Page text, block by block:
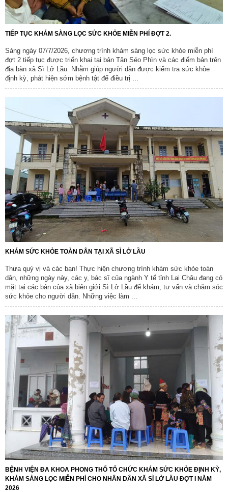
TIẾP TỤC KHÁM SÀNG LỌC SỨC KHỎE MIỄN PHÍ ĐỢT 2.
Sáng ngày 07/7/2026, chương trình khám sàng lọc sức khỏe miễn phí
đợt 2 tiếp tục được triển khai tại bản Tân Séo Phìn và các điểm bản trên
địa bàn xã Sì Lở Lầu. Nhằm giúp người dân được kiểm tra sức khỏe
định kỳ, phát hiện sớm bệnh tật để điều trị ...
KHÁM SỨC KHỎE TOÀN DÂN TẠI XÃ SÌ LỞ LẦU
Thưa quý vị và các bạn! Thực hiện chương trình khám sức khỏe toàn
dân, những ngày này, các y, bác sĩ của ngành Y tế tỉnh Lai Châu đang có
mặt tại các bản của xã biên giới Sì Lở Lầu để khám, tư vấn và chăm sóc
sức khỏe cho người dân. Những việc làm ...
BỆNH VIỆN ĐA KHOA PHONG THỔ TỔ CHỨC KHÁM SỨC KHỎE ĐỊNH KỲ,
KHÁM SÀNG LỌC MIỄN PHÍ CHO NHÂN DÂN XÃ SÌ LỞ LẦU ĐỢT I NĂM
2026